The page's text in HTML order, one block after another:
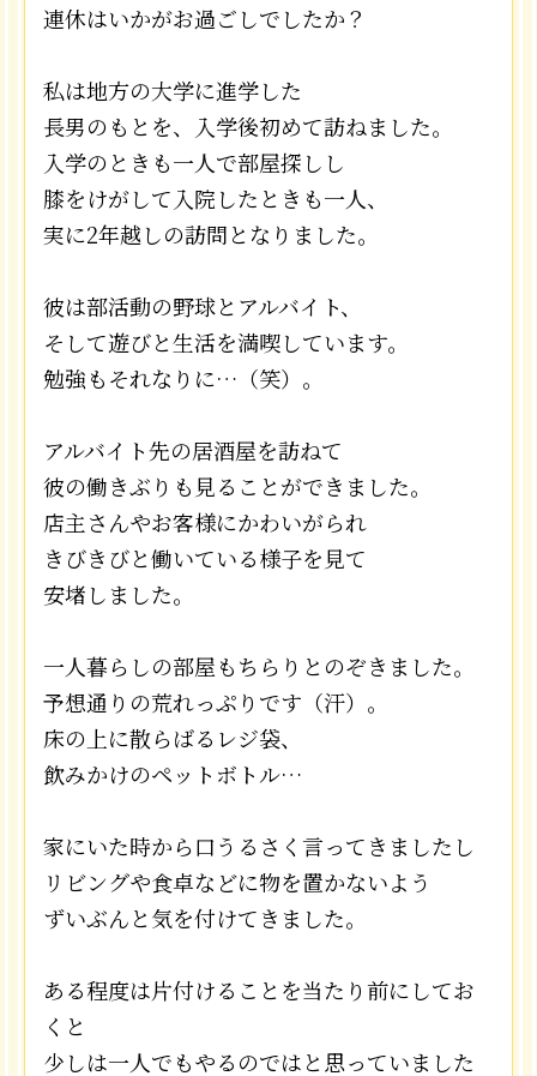
連休はいかがお過ごしでしたか？
私は地方の大学に進学した
長男のもとを、入学後初めて訪ねました。
入学のときも一人で部屋探しし
膝をけがして入院したときも一人、
実に2年越しの訪問となりました。
彼は部活動の野球とアルバイト、
そして遊びと生活を満喫しています。
勉強もそれなりに…（笑）。
アルバイト先の居酒屋を訪ねて
彼の働きぶりも見ることができました。
店主さんやお客様にかわいがられ
きびきびと働いている様子を見て
安堵しました。
一人暮らしの部屋もちらりとのぞきました。
予想通りの荒れっぷりです（汗）。
床の上に散らばるレジ袋、
飲みかけのペットボトル…
家にいた時から口うるさく言ってきましたし
リビングや食卓などに物を置かないよう
ずいぶんと気を付けてきました。
ある程度は片付けることを当たり前にしてお
くと
少しは一人でもやるのではと思っていました